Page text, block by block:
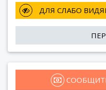
ДЛЯ СЛАБО